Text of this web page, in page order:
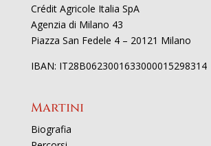
Crédit Agricole Italia SpA
Agenzia di Milano 43
Piazza San Fedele 4 – 20121 Milano
IBAN: IT28B0623001633000015298314
Martini
Biografia